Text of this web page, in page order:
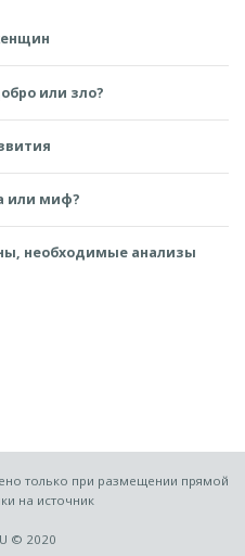
или зло?
или миф?
необходимые анализы
только при размещении прямой
на источник
© 2020